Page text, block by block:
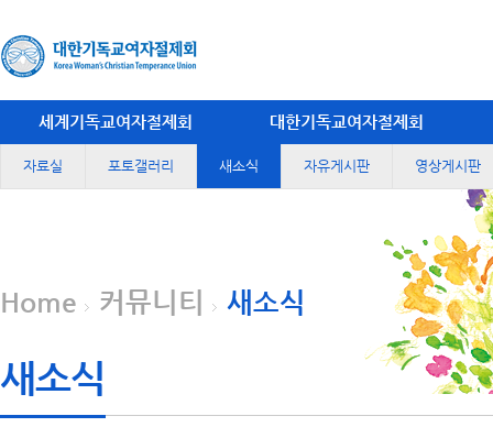
세계기독교여자절제회 대한기독교여자절제회
자료실 포토갤러리 새소식 자유게시판 영상게시판
Home 커뮤니티 새소식
새소식